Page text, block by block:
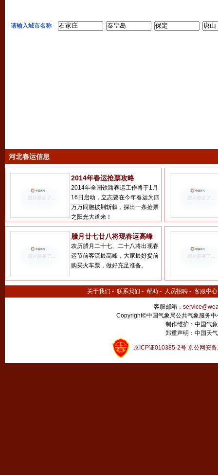
请输入城市名称
河北春运信息
2014年春运抢票攻略
2014年全国铁路春运工作将于1月
16日启动，立志要在今年春运为四
万万同胞披荆斩棘，探出一条抢票
之阳光大道来！
腊月廿七廿八将现春运高峰
农历腊月二十七、二十八将出现春
运节前客流最高峰，大家最好提前
购买火车票，做好充足准备。
关于我们 - 联系我们 - 帮助 - 人员招聘 - 客服中心
客服邮箱：
Copyright©中国气象局公共气象服务
制作维护：中国气
郑重声明：中国天
京ICP证010385-2号 京公网安